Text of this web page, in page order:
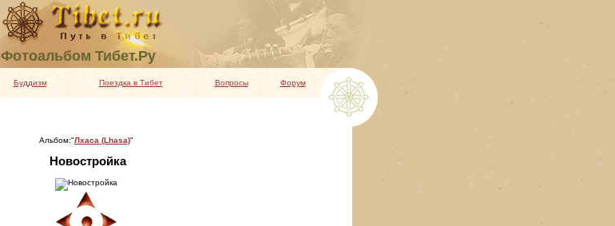
Фотоальбом Тибет.Ру
Буддизм Поездка в Тибет Вопросы Форум
Альбом:"Лхаса (Lhasa)"
Новостройка